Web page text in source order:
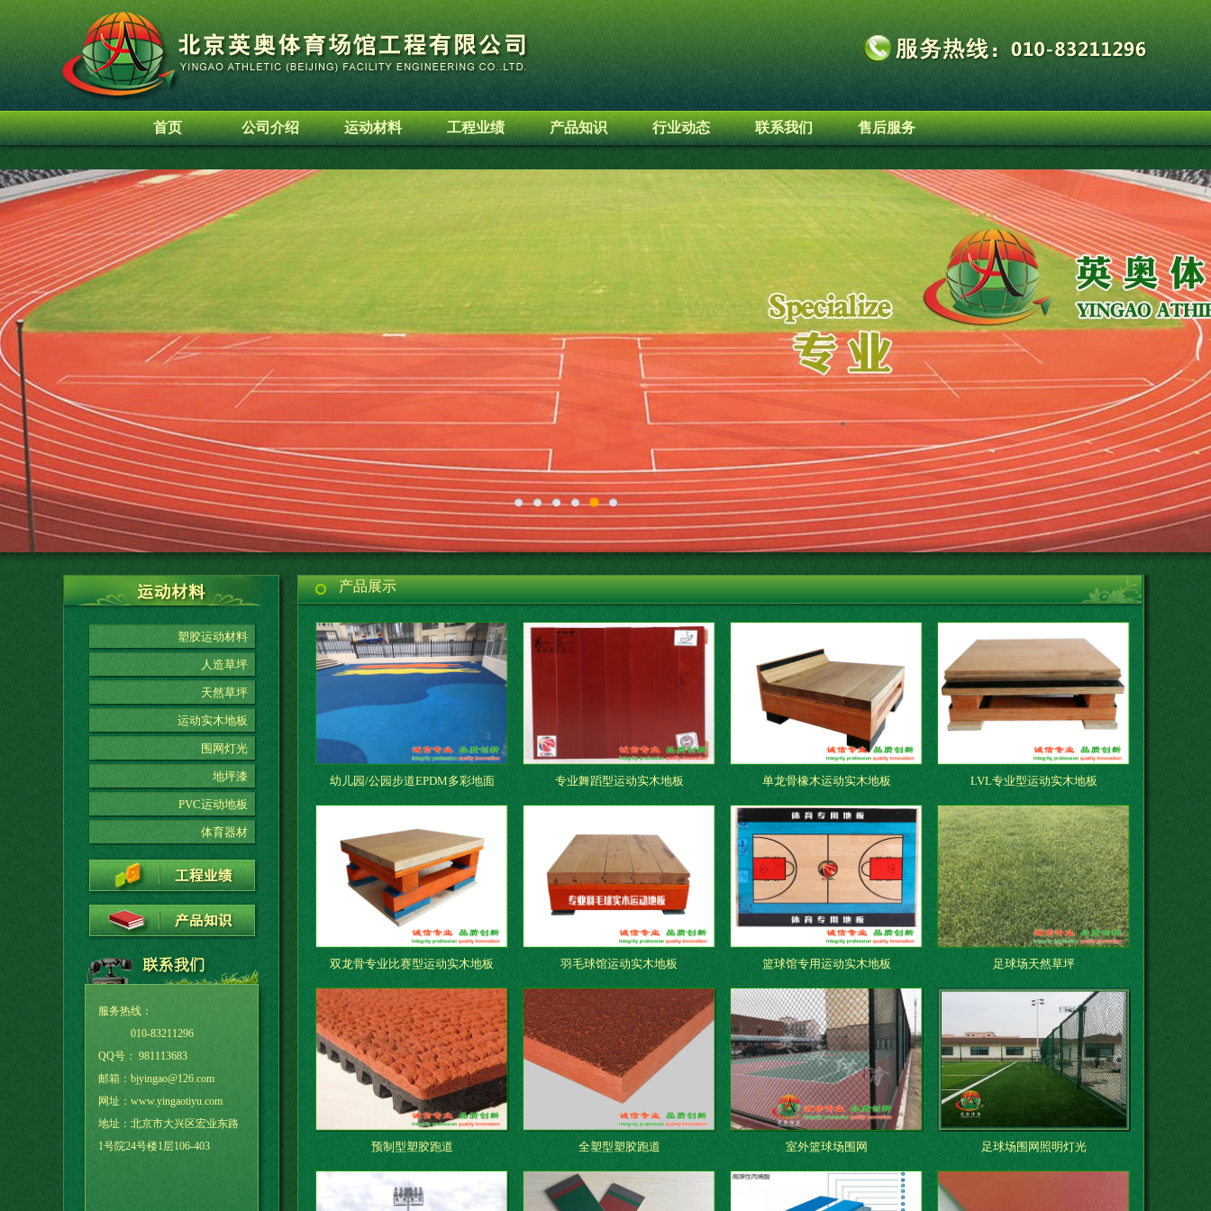
首页 公司介绍 运动材料 工程业绩 产品知识 行业动态 联系我们 售后服务
塑胶运动材料
人造草坪
天然草坪
运动实木地板
围网灯光
地坪漆
PVC运动地板
体育器材
服务热线：
010-83211296
QQ号： 981113683
邮箱：bjyingao@126.com
网址：www.yingaotiyu.com
地址：北京市大兴区宏业东路
1号院24号楼1层106-403
产品展示
幼儿园/公园步道EPDM多彩地面 专业舞蹈型运动实木地板 单龙骨橡木运动实木地板 LVL专业型运动实木地板
双龙骨专业比赛型运动实木地板 羽毛球馆运动实木地板 篮球馆专用运动实木地板 足球场天然草坪
预制型塑胶跑道 全塑型塑胶跑道 室外篮球场围网 足球场围网照明灯光